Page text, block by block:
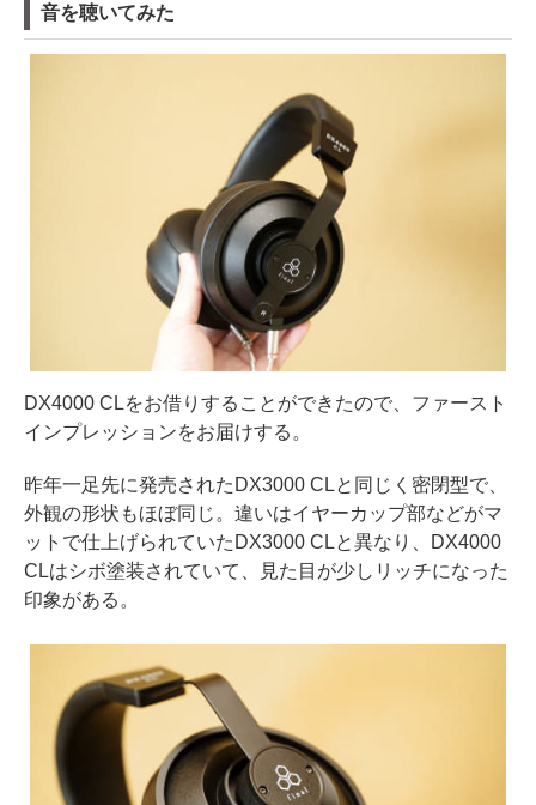
音を聴いてみた
DX4000 CLをお借りすることができたので、ファースト
インプレッションをお届けする。
昨年一足先に発売されたDX3000 CLと同じく密閉型で、
外観の形状もほぼ同じ。違いはイヤーカップ部などがマ
ットで仕上げられていたDX3000 CLと異なり、DX4000
CLはシボ塗装されていて、見た目が少しリッチになった
印象がある。